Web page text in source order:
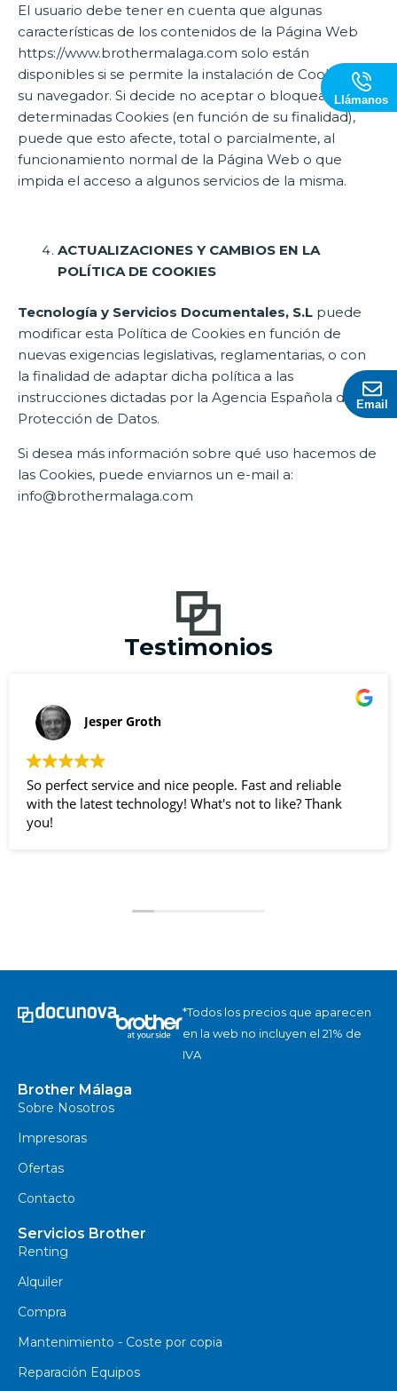
El usuario debe tener en cuenta que algunas
características de los contenidos de la Página Web
https://www.brothermalaga.com solo están
disponibles si se permite la instalación de Cookies en
su navegador. Si decide no aceptar o bloquear
determinadas Cookies (en función de su finalidad),
puede que esto afecte, total o parcialmente, al
funcionamiento normal de la Página Web o que
impida el acceso a algunos servicios de la misma.
ACTUALIZACIONES Y CAMBIOS EN LA
POLÍTICA DE COOKIES
Tecnología y Servicios Documentales, S.L puede
modificar esta Política de Cookies en función de
nuevas exigencias legislativas, reglamentarias, o con
la finalidad de adaptar dicha política a las
instrucciones dictadas por la Agencia Española de
Protección de Datos.
Si desea más información sobre qué uso hacemos de
las Cookies, puede enviarnos un e-mail a:
info@brothermalaga.com
Testimonios
Jesper Groth
So perfect service and nice people. Fast and reliable
with the latest technology! What's not to like? Thank
you!
*Todos los precios que aparecen
en la web no incluyen el 21% de
IVA
Brother Málaga
Sobre Nosotros
Impresoras
Ofertas
Contacto
Servicios Brother
Renting
Alquiler
Compra
Mantenimiento - Coste por copia
Reparación Equipos
Llámanos
Email